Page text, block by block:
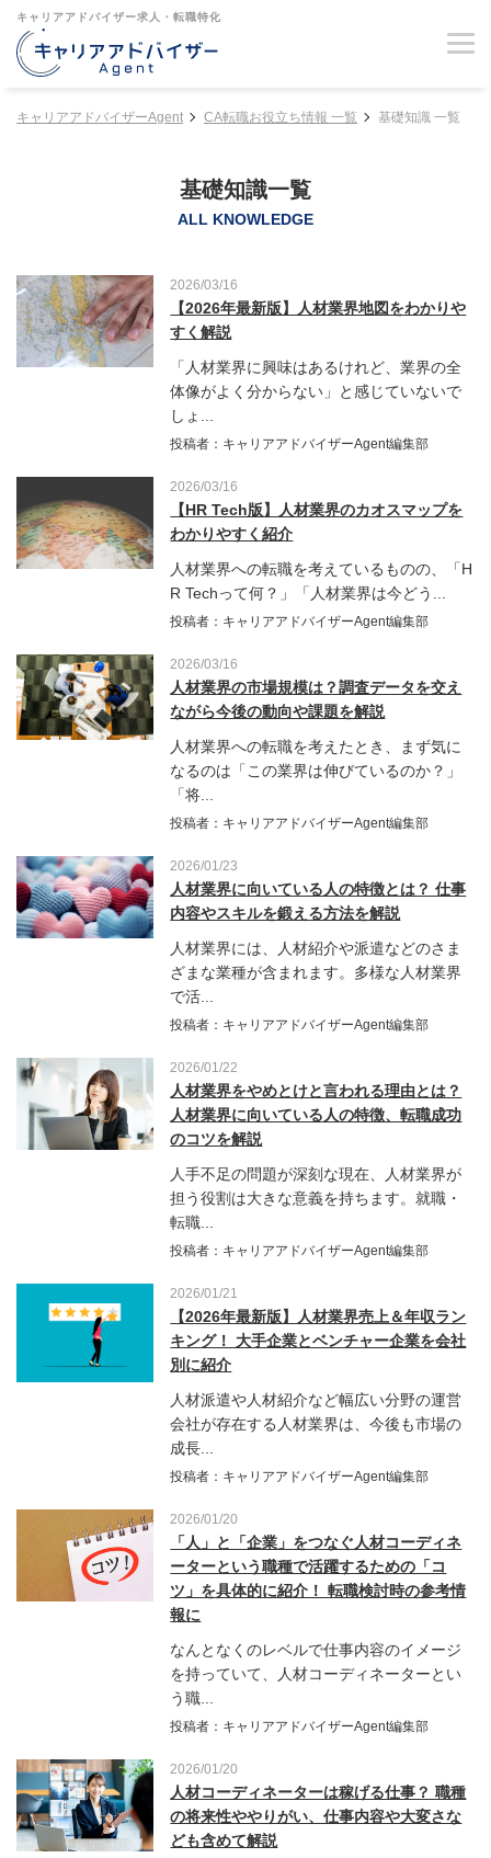
キャリアアドバイザー求人・転職特化
キャリアアドバイザーAgent CA転職お役立ち情報 一覧 基礎知識 一覧
基礎知識一覧
ALL KNOWLEDGE
2026/03/16
【2026年最新版】人材業界地図をわかりや
すく解説
「人材業界に興味はあるけれど、業界の全
体像がよく分からない」と感じていないで
しょ...
投稿者：キャリアアドバイザーAgent編集部
2026/03/16
【HR Tech版】人材業界のカオスマップを
わかりやすく紹介
人材業界への転職を考えているものの、「H
R Techって何？」「人材業界は今どう...
投稿者：キャリアアドバイザーAgent編集部
2026/03/16
人材業界の市場規模は？調査データを交え
ながら今後の動向や課題を解説
人材業界への転職を考えたとき、まず気に
なるのは「この業界は伸びているのか？」
「将...
投稿者：キャリアアドバイザーAgent編集部
2026/01/23
人材業界に向いている人の特徴とは？ 仕事
内容やスキルを鍛える方法を解説
人材業界には、人材紹介や派遣などのさま
ざまな業種が含まれます。多様な人材業界
で活...
投稿者：キャリアアドバイザーAgent編集部
2026/01/22
人材業界をやめとけと言われる理由とは？
人材業界に向いている人の特徴、転職成功
のコツを解説
人手不足の問題が深刻な現在、人材業界が
担う役割は大きな意義を持ちます。就職・
転職...
投稿者：キャリアアドバイザーAgent編集部
2026/01/21
【2026年最新版】人材業界売上＆年収ラン
キング！ 大手企業とベンチャー企業を会社
別に紹介
人材派遣や人材紹介など幅広い分野の運営
会社が存在する人材業界は、今後も市場の
成長...
投稿者：キャリアアドバイザーAgent編集部
2026/01/20
「人」と「企業」をつなぐ人材コーディネ
ーターという職種で活躍するための「コ
ツ」を具体的に紹介！ 転職検討時の参考情
報に
なんとなくのレベルで仕事内容のイメージ
を持っていて、人材コーディネーターとい
う職...
投稿者：キャリアアドバイザーAgent編集部
2026/01/20
人材コーディネーターは稼げる仕事？ 職種
の将来性ややりがい、仕事内容や大変さな
ども含めて解説